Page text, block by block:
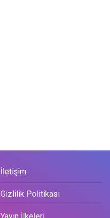
İletişim
Gizlilik Politikası